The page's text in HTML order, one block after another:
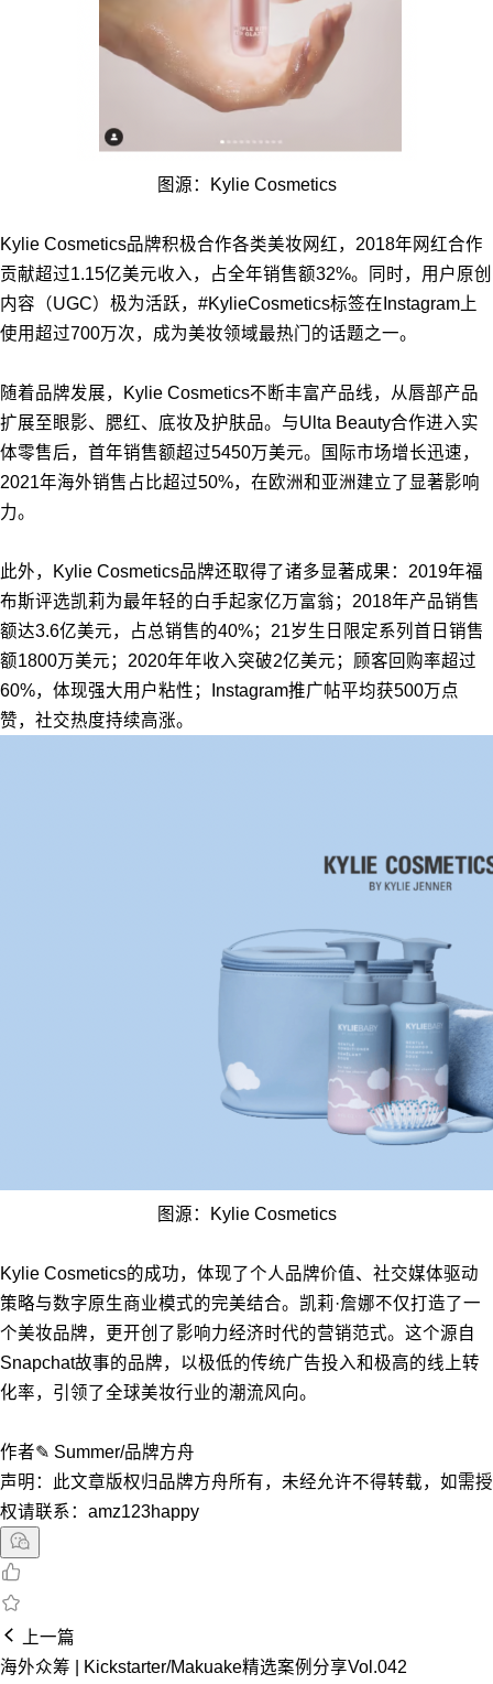
图源：Kylie Cosmetics
Kylie Cosmetics品牌积极合作各类美妆网红，2018年网红合作
贡献超过1.15亿美元收入，占全年销售额32%。同时，用户原创
内容（UGC）极为活跃，#KylieCosmetics标签在Instagram上
使用超过700万次，成为美妆领域最热门的话题之一。
随着品牌发展，Kylie Cosmetics不断丰富产品线，从唇部产品
扩展至眼影、腮红、底妆及护肤品。与Ulta Beauty合作进入实
体零售后，首年销售额超过5450万美元。国际市场增长迅速，
2021年海外销售占比超过50%，在欧洲和亚洲建立了显著影响
力。
此外，Kylie Cosmetics品牌还取得了诸多显著成果：2019年福
布斯评选凯莉为最年轻的白手起家亿万富翁；2018年产品销售
额达3.6亿美元，占总销售的40%；21岁生日限定系列首日销售
额1800万美元；2020年年收入突破2亿美元；顾客回购率超过
60%，体现强大用户粘性；Instagram推广帖平均获500万点
赞，社交热度持续高涨。
图源：Kylie Cosmetics
Kylie Cosmetics的成功，体现了个人品牌价值、社交媒体驱动
策略与数字原生商业模式的完美结合。凯莉·詹娜不仅打造了一
个美妆品牌，更开创了影响力经济时代的营销范式。这个源自
Snapchat故事的品牌，以极低的传统广告投入和极高的线上转
化率，引领了全球美妆行业的潮流风向。
作者✎ Summer/品牌方舟
声明：此文章版权归品牌方舟所有，未经允许不得转载，如需授
权请联系：amz123happy
上一篇
海外众筹 | Kickstarter/Makuake精选案例分享Vol.042